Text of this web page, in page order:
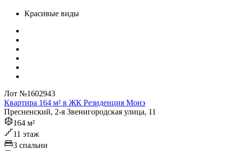
Красивые виды
Лот №1602943
Квартира 164 м² в ЖК Резиденция Монэ
Пресненский, 2-я Звенигородская улица, 11
164 м²
11 этаж
3 спальни